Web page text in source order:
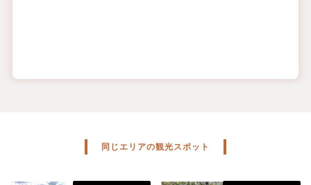
同じエリアの観光スポット